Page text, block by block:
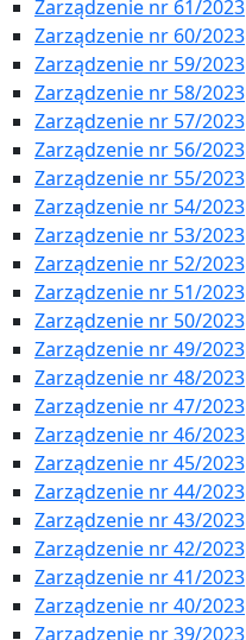
Zarządzenie nr 61/2023
Zarządzenie nr 60/2023
Zarządzenie nr 59/2023
Zarządzenie nr 58/2023
Zarządzenie nr 57/2023
Zarządzenie nr 56/2023
Zarządzenie nr 55/2023
Zarządzenie nr 54/2023
Zarządzenie nr 53/2023
Zarządzenie nr 52/2023
Zarządzenie nr 51/2023
Zarządzenie nr 50/2023
Zarządzenie nr 49/2023
Zarządzenie nr 48/2023
Zarządzenie nr 47/2023
Zarządzenie nr 46/2023
Zarządzenie nr 45/2023
Zarządzenie nr 44/2023
Zarządzenie nr 43/2023
Zarządzenie nr 42/2023
Zarządzenie nr 41/2023
Zarządzenie nr 40/2023
Zarządzenie nr 39/2023